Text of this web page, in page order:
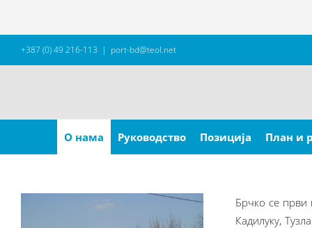
+387 (0) 49 216-113 | port-bd@teol.net
for:
О нама
Руководство Позиција План и
Брчко се први
Кадилуку,